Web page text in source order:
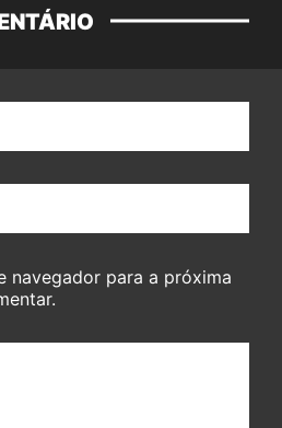
navegador para a próxima